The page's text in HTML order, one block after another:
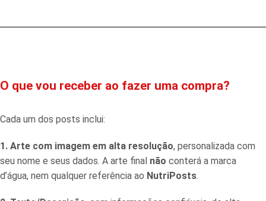
O que vou receber ao fazer uma compra?
Cada um dos posts inclui:
1. Arte com imagem em alta resolução, personalizada com
seu nome e seus dados. A arte final não conterá a marca
d’água, nem qualquer referência ao NutriPosts.